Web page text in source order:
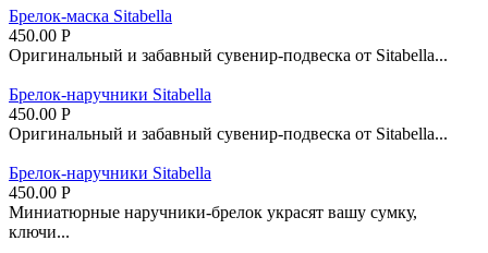
Брелок-маска Sitabella
450.00 Р
Оригинальный и забавный сувенир-подвеска от Sitabella...
Брелок-наручники Sitabella
450.00 Р
Оригинальный и забавный сувенир-подвеска от Sitabella...
Брелок-наручники Sitabella
450.00 Р
Миниатюрные наручники-брелок украсят вашу сумку,
ключи...